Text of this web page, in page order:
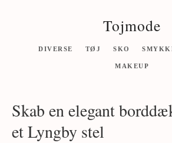
Tojmode
DIVERSE TØJ SKO
MAKEUP
Skab en elegant
et Lyngby stel